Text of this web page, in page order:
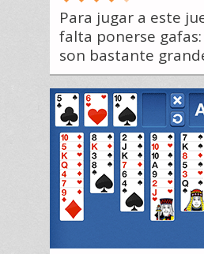
Para jugar a este
falta ponerse
son bastante